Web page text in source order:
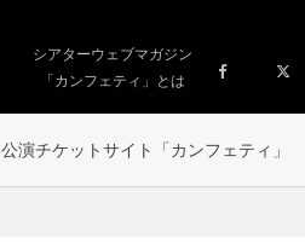
シアターウェブマガジン
「カンフェティ」とは
公演チケットサイト「カンフェティ」